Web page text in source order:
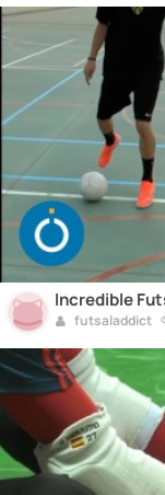
Incredible
futsaladdict